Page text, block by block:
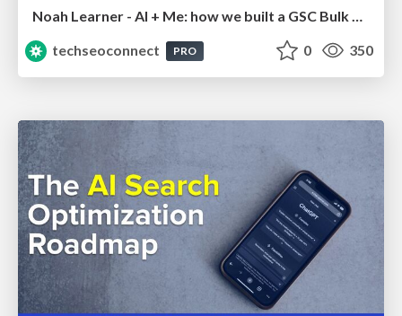
Noah Learner - AI + Me: how we built a GSC Bulk Export data pipeline
techseoconnect
PRO 0 350